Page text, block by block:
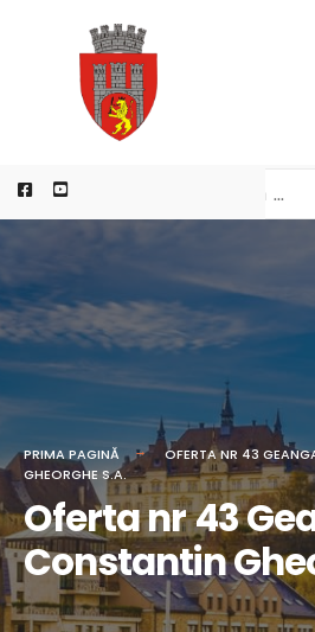
PRIMA PAGINĂ
OFERTA NR 43
GHEORGHE S.A.
Oferta nr 43
Constantin